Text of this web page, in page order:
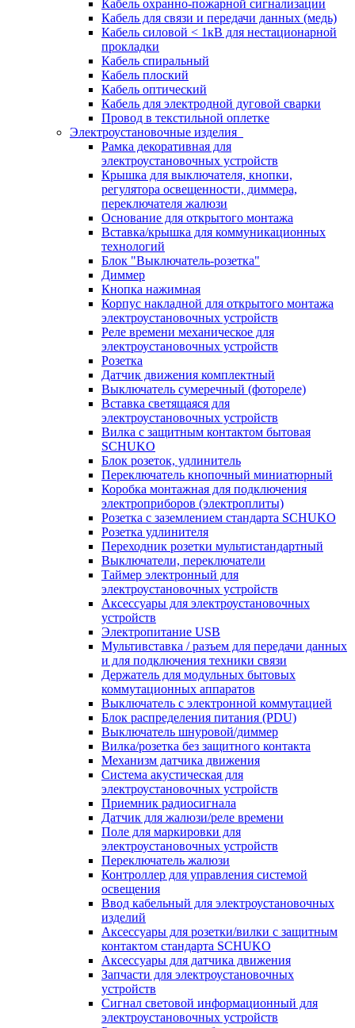
Кабель охранно-пожарной сигнализации
Кабель для связи и передачи данных (медь)
Кабель силовой < 1кВ для нестационарной
прокладки
Кабель спиральный
Кабель плоский
Кабель оптический
Кабель для электродной дуговой сварки
Провод в текстильной оплетке
Электроустановочные изделия
Рамка декоративная для
электроустановочных устройств
Крышка для выключателя, кнопки,
регулятора освещенности, диммера,
переключателя жалюзи
Основание для открытого монтажа
Вставка/крышка для коммуникационных
технологий
Блок "Выключатель-розетка"
Диммер
Кнопка нажимная
Корпус накладной для открытого монтажа
электроустановочных устройств
Реле времени механическое для
электроустановочных устройств
Розетка
Датчик движения комплектный
Выключатель сумеречный (фотореле)
Вставка светящаяся для
электроустановочных устройств
Вилка с защитным контактом бытовая
SCHUKO
Блок розеток, удлинитель
Переключатель кнопочный миниатюрный
Коробка монтажная для подключения
электроприборов (электроплиты)
Розетка с заземлением стандарта SCHUKO
Розетка удлинителя
Переходник розетки мультистандартный
Выключатели, переключатели
Таймер электронный для
электроустановочных устройств
Аксессуары для электроустановочных
устройств
Электропитание USB
Мультивставка / разъем для передачи данных
и для подключения техники связи
Держатель для модульных бытовых
коммутационных аппаратов
Выключатель с электронной коммутацией
Блок распределения питания (PDU)
Выключатель шнуровой/диммер
Вилка/розетка без защитного контакта
Механизм датчика движения
Система акустическая для
электроустановочных устройств
Приемник радиосигнала
Датчик для жалюзи/реле времени
Поле для маркировки для
электроустановочных устройств
Переключатель жалюзи
Контроллер для управления системой
освещения
Ввод кабельный для электроустановочных
изделий
Аксессуары для розетки/вилки с защитным
контактом стандарта SCHUKO
Аксессуары для датчика движения
Запчасти для электроустановочных
устройств
Сигнал световой информационный для
электроустановочных устройств